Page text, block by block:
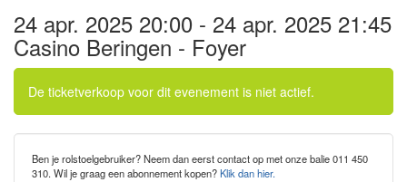
24 apr. 2025 20:00 - 24 apr. 2025 21:45
Casino Beringen - Foyer
De ticketverkoop voor dit evenement is niet actief.
Ben je rolstoelgebruiker? Neem dan eerst contact op met onze balie 011 450
310. Wil je graag een abonnement kopen?Klik dan hier.